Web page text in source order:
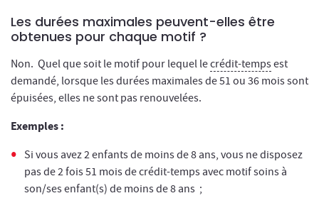
Les durées maximales peuvent-elles être
obtenues pour chaque motif ?
Non. Quel que soit le motif pour lequel lecrédit-tempsest
demandé, lorsque les durées maximales de 51 ou 36 mois sont
épuisées, elles ne sont pas renouvelées.
Exemples :
Si vous avez 2 enfants de moins de 8 ans, vous ne disposez
pas de 2 fois 51 mois de crédit-temps avec motif soins à
son/ses enfant(s) de moins de 8 ans ;